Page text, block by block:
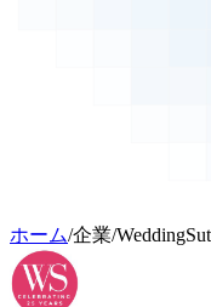
ホーム/企業/